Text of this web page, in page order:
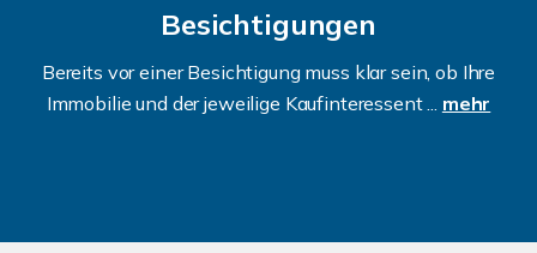
Besichtigungen
Bereits vor einer Besichtigung muss klar sein, ob Ihre
Immobilie und der jeweilige Kaufinteressent ... mehr